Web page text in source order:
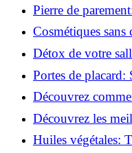
simple et rapide à
Pierre de
infaillibles pour un
Cosmétiques sans
possible?
Détox de votre
ingrédients nocifs
Portes de placard:
le meilleur choix!
Découvrez
naturellement:
Découvrez les
le fer: Top 12
Huiles végétales: